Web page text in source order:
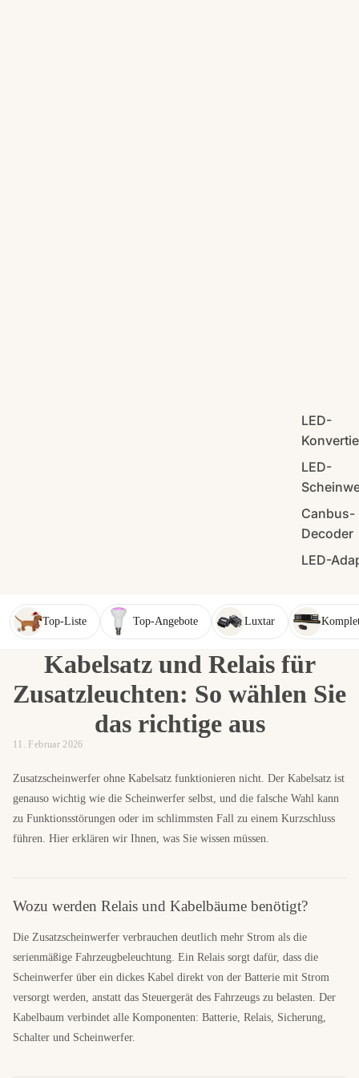
LED-
LED-
Canbus-
Decoder
LED-
Top-Liste Top-Angebote Luxtar
Kabelsatz und Relais für
Zusatzleuchten: So wählen Sie
das richtige aus
11. Februar 2026
Zusatzscheinwerfer ohne Kabelsatz funktionieren nicht. Der Kabelsatz ist
genauso wichtig wie die Scheinwerfer selbst, und die falsche Wahl kann
zu Funktionsstörungen oder im schlimmsten Fall zu einem Kurzschluss
führen. Hier erklären wir Ihnen, was Sie wissen müssen.
Wozu werden Relais und Kabelbäume benötigt?
Die Zusatzscheinwerfer verbrauchen deutlich mehr Strom als die
serienmäßige Fahrzeugbeleuchtung. Ein Relais sorgt dafür, dass die
Scheinwerfer über ein dickes Kabel direkt von der Batterie mit Strom
versorgt werden, anstatt das Steuergerät des Fahrzeugs zu belasten. Der
Kabelbaum verbindet alle Komponenten: Batterie, Relais, Sicherung,
Schalter und Scheinwerfer.